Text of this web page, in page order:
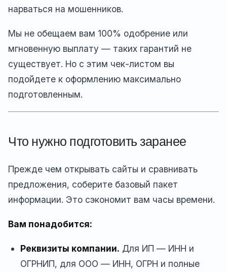
нарваться на мошенников.
Мы не обещаем вам 100% одобрение или
мгновенную выплату — таких гарантий не
существует. Но с этим чек-листом вы
подойдете к оформлению максимально
подготовленным.
Что нужно подготовить заранее
Прежде чем открывать сайты и сравнивать
предложения, соберите базовый пакет
информации. Это сэкономит вам часы времени.
Вам понадобится:
Реквизиты компании. Для ИП — ИНН и
ОГРНИП, для ООО — ИНН, ОГРН и полные